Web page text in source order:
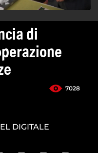
di
7028
DIGITALE